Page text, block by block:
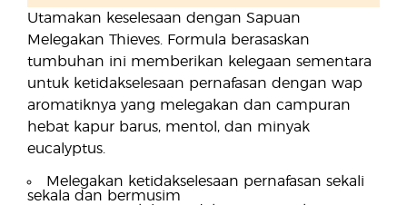
Utamakan keselesaan dengan Sapuan
Melegakan Thieves. Formula berasaskan
tumbuhan ini memberikan kelegaan sementara
untuk ketidakselesaan pernafasan dengan wap
aromatiknya yang melegakan dan campuran
hebat kapur barus, mentol, dan minyak
eucalyptus.
Melegakan ketidakselesaan pernafasan sekali
sekala dan bermusim